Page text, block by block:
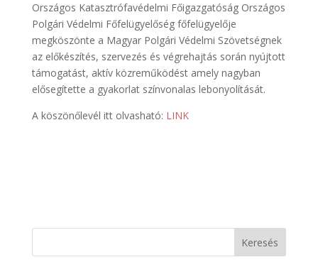
Országos Katasztrófavédelmi Főigazgatóság Országos
Polgári Védelmi Főfelügyelőség főfelügyelője
megköszönte a Magyar Polgári Védelmi Szövetségnek
az előkészítés, szervezés és végrehajtás során nyújtott
támogatást, aktív közreműködést amely nagyban
elősegítette a gyakorlat színvonalas lebonyolítását.
A köszönőlevél itt olvasható: LINK
Keresés